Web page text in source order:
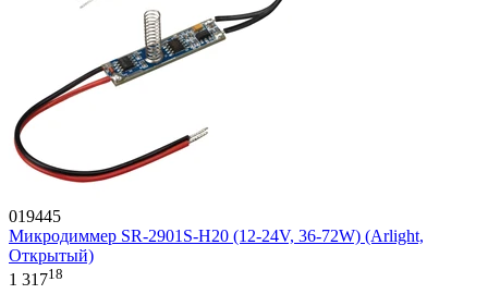
019445
Микродиммер SR-2901S-H20 (12-24V, 36-72W) (Arlight,
Открытый)
1 31718